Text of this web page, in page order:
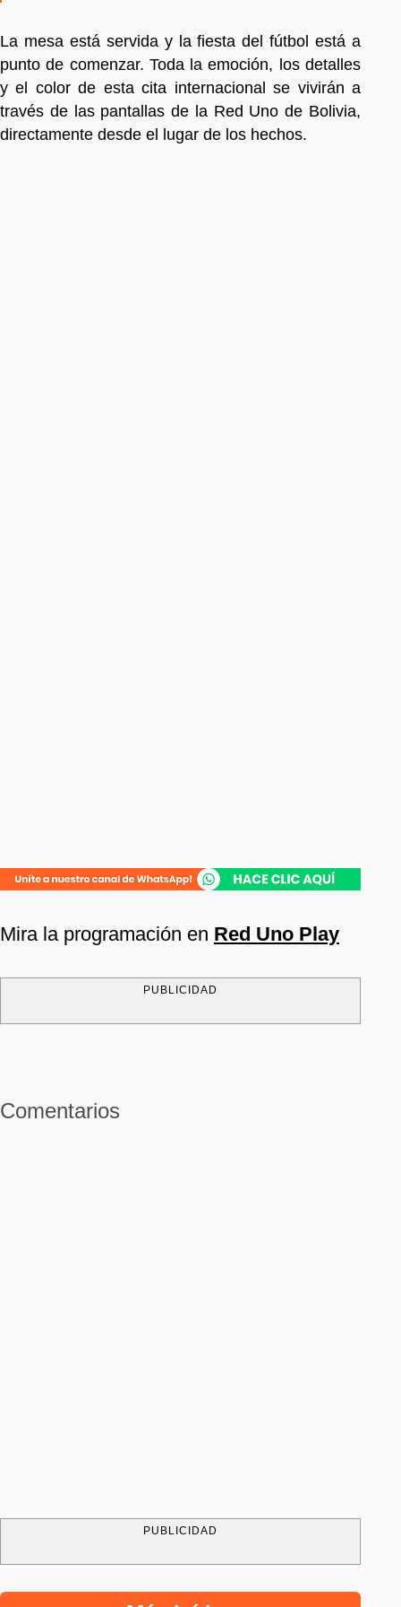
La mesa está servida y la fiesta del fútbol está a
punto de comenzar. Toda la emoción, los detalles
y el color de esta cita internacional se vivirán a
través de las pantallas de la Red Uno de Bolivia,
directamente desde el lugar de los hechos.
Mira la programación en Red Uno Play
PUBLICIDAD
Comentarios
PUBLICIDAD